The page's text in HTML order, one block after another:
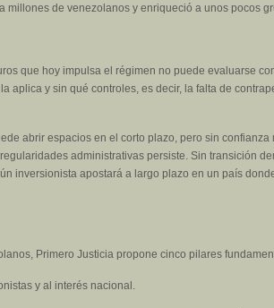
de venezolanos y enriqueció a unos pocos
que hoy impulsa el régimen no puede evaluarse
aplica y sin qué controles, es decir, la falta de
abrir espacios en el corto plazo, pero sin
administrativas persiste. Sin transición
inversionista apostará a largo plazo en un país
Primero Justicia propone cinco pilares
y al interés nacional.